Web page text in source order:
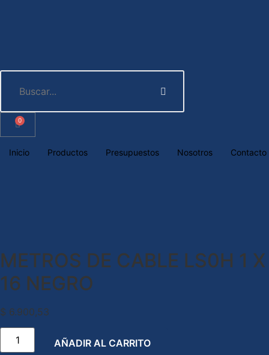
0
Inicio Productos Presupuestos Nosotros Contacto
METROS DE CABLE LS0H 1 X
16 NEGRO
$ 6.900,53
AÑADIR AL CARRITO